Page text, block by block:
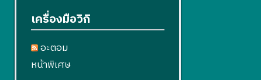
เครื่องมือวิกิ
อะตอม
หน้าพิเศษ